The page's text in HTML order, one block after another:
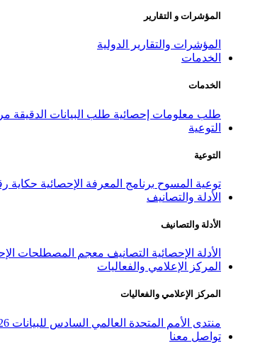
المؤشرات و التقارير
المؤشرات والتقارير الدولية
الخدمات
الخدمات
طلب معلومات إحصائية طلب البيانات الدقيقة
التوعية
التوعية
توعية المسوح برنامج المعرفة الإحصائية حكاية
الأدلة والتصانيف
الأدلة والتصانيف
الأدلة الإحصائية التصانيف معجم المصطلحات
المركز الإعلامي والفعاليات
المركز الإعلامي والفعاليات
منتدى الأمم المتحدة العالمي السادس للبيانات 2026
تواصل معنا